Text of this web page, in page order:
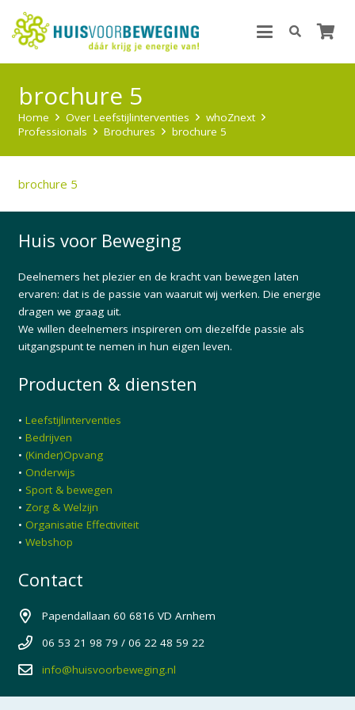
brochure 5
Home Over Leefstijlinterventies
whoZnext
Professionals
Brochures brochure 5
brochure 5
Huis voor Beweging
Deelnemers het plezier en de kracht van bewegen laten
ervaren: dat is de passie van waaruit wij werken. Die energie
dragen we graag uit.
We willen deelnemers inspireren om diezelfde passie als
uitgangspunt te nemen in hun eigen leven.
Producten & diensten
• Leefstijlinterventies
• Bedrijven
• (Kinder)Opvang
• Onderwijs
• Sport & bewegen
• Zorg & Welzijn
• Organisatie Effectiviteit
• Webshop
Contact
Papendallaan 60 6816 VD Arnhem
06 53 21 98 79 / 06 22 48 59 22
info@huisvoorbeweging.nl